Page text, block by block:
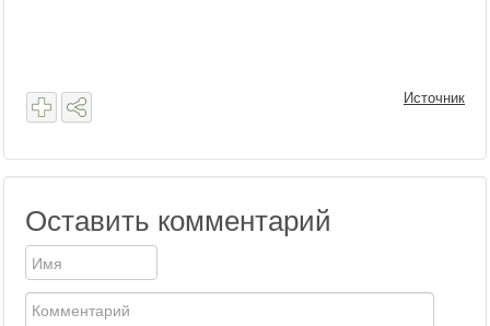
Источник
Оставить комментарий